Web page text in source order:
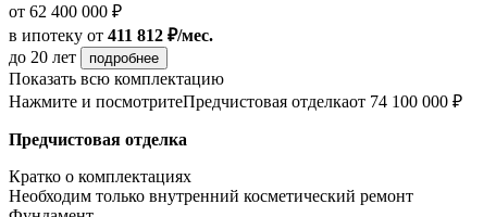
от 62 400 000 ₽
в ипотеку от 411 812 ₽/мес.
до 20 лет
подробнее
Показать всю комплектацию
Нажмите и посмотритеПредчистовая отделкаот 74 100 000 ₽
Предчистовая отделка
Кратко о комплектациях
Необходим только внутренний косметический ремонт